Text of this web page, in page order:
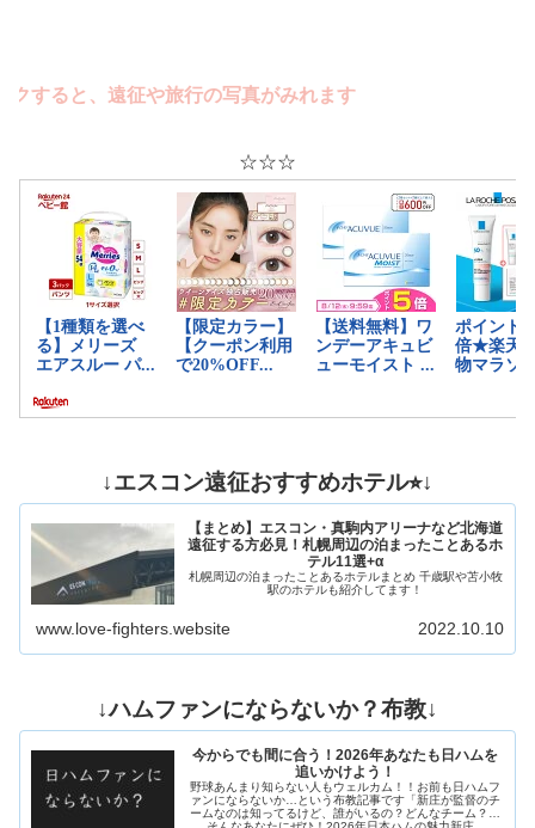
と、遠征や旅行の写真がみれます
☆☆☆
↓エスコン遠征おすすめホテル⭐︎↓
【まとめ】エスコン・真駒内アリーナなど北海道
遠征する方必見！札幌周辺の泊まったことあるホ
テル11選+α
札幌周辺の泊まったことあるホテルまとめ 千歳駅や苫小牧
駅のホテルも紹介してます！
www.love-fighters.website 2022.10.10
↓ハムファンにならないか？布教↓
今からでも間に合う！2026年あなたも日ハムを
追いかけよう！
野球あんまり知らない人もウェルカム！！お前も日ハムフ
ァンにならないか…という布教記事です「新庄が監督のチ
ームなのは知ってるけど、誰がいるの？どんなチーム？」